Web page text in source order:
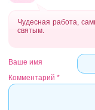
Чудесная работа,
святым.
Ваше имя
Комментарий *